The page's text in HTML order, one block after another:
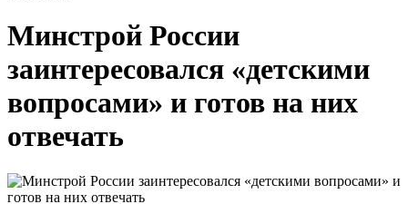
Минстрой России
заинтересовался «детскими
вопросами» и готов на них
отвечать